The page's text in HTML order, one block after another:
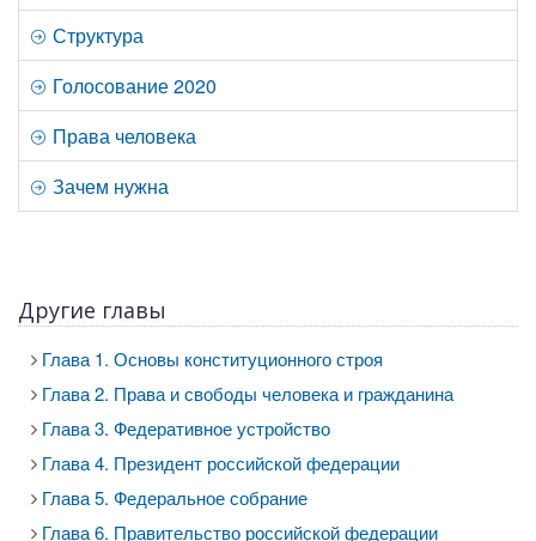
Структура
Голосование 2020
Права человека
Зачем нужна
Другие главы
Глава 1. Основы конституционного строя
Глава 2. Права и свободы человека и гражданина
Глава 3. Федеративное устройство
Глава 4. Президент российской федерации
Глава 5. Федеральное собрание
Глава 6. Правительство российской федерации